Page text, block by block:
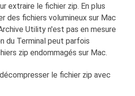
extraire le fichier zip. En plus
des fichiers volumineux sur Mac
Utility n'est pas en mesure
du Terminal peut parfois
zip endommagés sur Mac.
le fichier zip avec